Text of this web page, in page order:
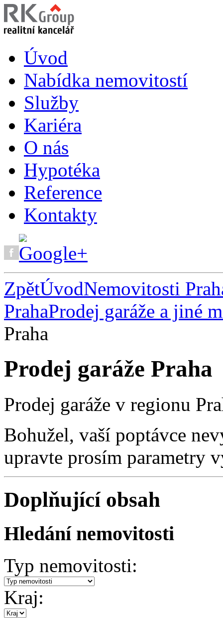
Úvod
Nabídka nemovitostí
Služby
Kariéra
O nás
Hypotéka
Reference
Kontakty
ZpětÚvodNemovitosti
PrahaProdej garáže a jiné
Praha
Prodej garáže Praha
Prodej garáže v regionu
Bohužel, vaší poptávce
upravte prosím parametry
Doplňující obsah
Hledání nemovitosti
Typ nemovitosti:
Kraj: